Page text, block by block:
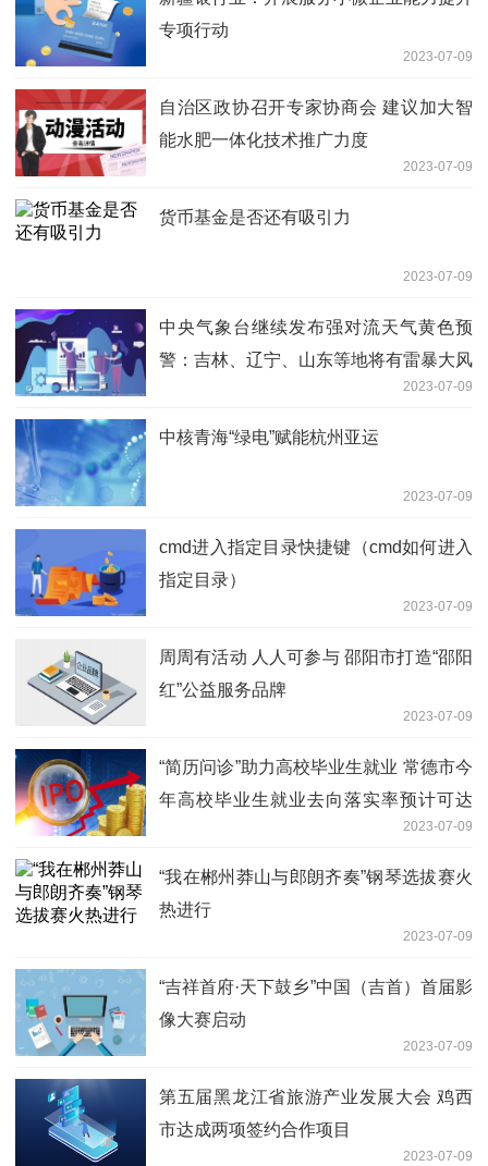
专项行动
2023-07-09
自治区政协召开专家协商会 建议加大智
能水肥一体化技术推广力度
2023-07-09
货币基金是否还有吸引力
2023-07-09
中央气象台继续发布强对流天气黄色预
警：吉林、辽宁、山东等地将有雷暴大风
2023-07-09
中核青海“绿电”赋能杭州亚运
2023-07-09
cmd进入指定目录快捷键（cmd如何进入
指定目录）
2023-07-09
周周有活动 人人可参与 邵阳市打造“邵阳
红”公益服务品牌
2023-07-09
“简历问诊”助力高校毕业生就业 常德市今
年高校毕业生就业去向落实率预计可达
2023-07-09
“我在郴州莽山与郎朗齐奏”钢琴选拔赛火
热进行
2023-07-09
“吉祥首府·天下鼓乡”中国（吉首）首届影
像大赛启动
2023-07-09
第五届黑龙江省旅游产业发展大会 鸡西
市达成两项签约合作项目
2023-07-09